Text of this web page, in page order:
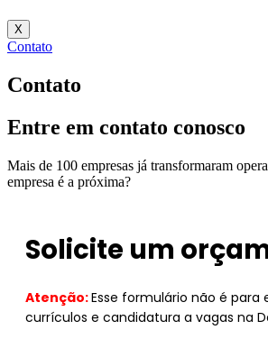
X
Contato
Contato
Entre em contato conosco
Mais de 100 empresas já transformaram
empresa é a próxima?
Solicite um
Atenção:Esse formulário não é para
currículos e candidatura a vagas na